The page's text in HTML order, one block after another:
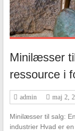
Minilæsser
ressource i
admin maj 2,
Minilæsser til salg:
industrier Hvad er